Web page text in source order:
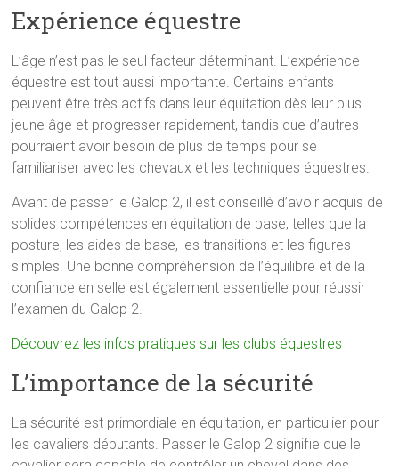
Expérience équestre
L’âge n’est pas le seul facteur déterminant. L’expérience
équestre est tout aussi importante. Certains enfants
peuvent être très actifs dans leur équitation dès leur plus
jeune âge et progresser rapidement, tandis que d’autres
pourraient avoir besoin de plus de temps pour se
familiariser avec les chevaux et les techniques équestres.
Avant de passer le Galop 2, il est conseillé d’avoir acquis de
solides compétences en équitation de base, telles que la
posture, les aides de base, les transitions et les figures
simples. Une bonne compréhension de l’équilibre et de la
confiance en selle est également essentielle pour réussir
l’examen du Galop 2.
Découvrez les infos pratiques sur les clubs équestres
L’importance de la sécurité
La sécurité est primordiale en équitation, en particulier pour
les cavaliers débutants. Passer le Galop 2 signifie que le